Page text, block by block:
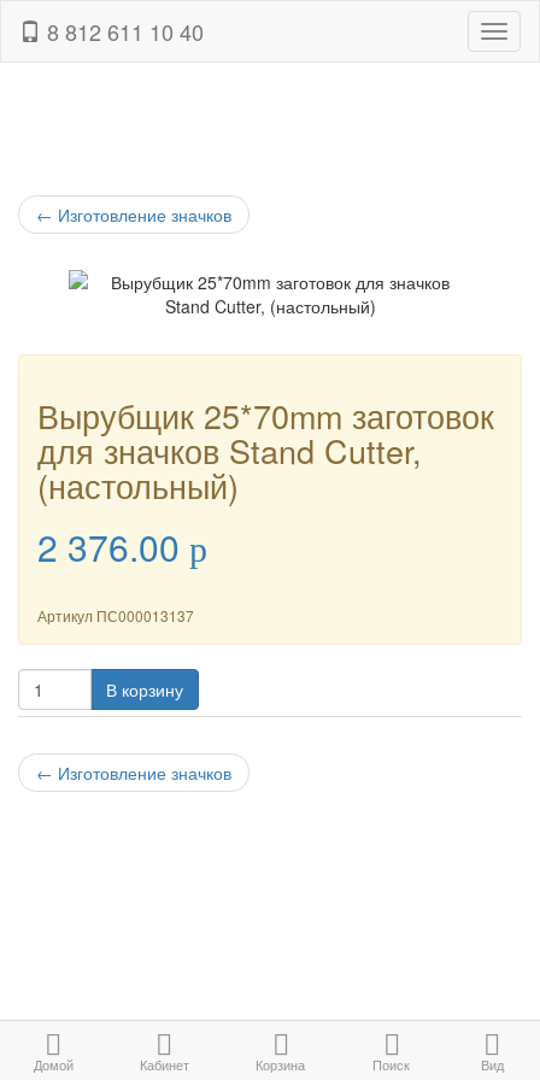
8 812 611 10 40
← Изготовление значков
Вырубщик 25*70mm заготовок
для значков Stand Cutter,
(настольный)
2 376.00 p
Артикул ПС000013137
В корзину
← Изготовление значков
Домой Кабинет Корзина Поиск Вид